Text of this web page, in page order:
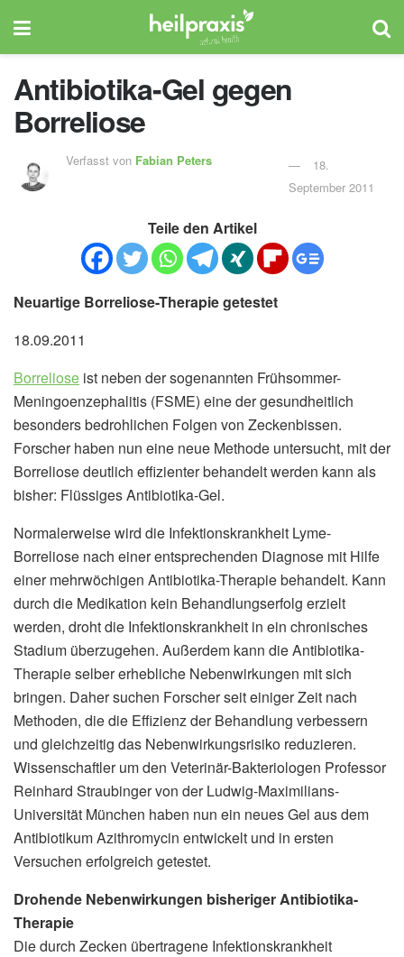
Antibiotika-Gel gegen
Borreliose
Verfasst von Fabian Peters
18.
September 2011
Teile den Artikel
Neuartige Borreliose-Therapie getestet
18.09.2011
Borreliose ist neben der sogenannten Frühsommer-
Meningoenzephalitis (FSME) eine der gesundheitlich
besonders bedrohlichen Folgen von Zeckenbissen.
Forscher haben nun eine neue Methode untersucht, mit der
Borreliose deutlich effizienter behandelt werden kann als
bisher: Flüssiges Antibiotika-Gel.
Normalerweise wird die Infektionskrankheit Lyme-
Borreliose nach einer entsprechenden Diagnose mit Hilfe
einer mehrwöchigen Antibiotika-Therapie behandelt. Kann
durch die Medikation kein Behandlungserfolg erzielt
werden, droht die Infektionskrankheit in ein chronisches
Stadium überzugehen. Außerdem kann die Antibiotika-
Therapie selber erhebliche Nebenwirkungen mit sich
bringen. Daher suchen Forscher seit einiger Zeit nach
Methoden, die die Effizienz der Behandlung verbessern
und gleichzeitig das Nebenwirkungsrisiko reduzieren.
Wissenschaftler um den Veterinär-Bakteriologen Professor
Reinhard Straubinger von der Ludwig-Maximilians-
Universität München haben nun ein neues Gel aus dem
Antibiotikum Azithromycin entwickelt und in ersten
Versuchen erfolgreich getestet.
Drohende Nebenwirkungen bisheriger Antibiotika-
Therapie
Die durch Zecken übertragene Infektionskrankheit